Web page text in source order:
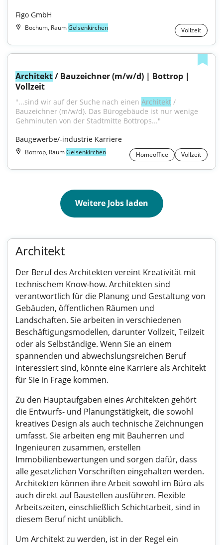
Figo GmbH
Bochum, RaumGelsenkirchen Vollzeit
Architekt / Bauzeichner (m/w/d) | Bottrop |
Vollzeit
"...sind wir auf der Suche nach einen Architekt /
Bauzeichner (m/w/d). Das Bürogebäude ist nur wenige
Gehminuten von der Stadtmitte Bottrops..."
Baugewerbe/-industrie Karriere
Bottrop, RaumGelsenkirchen Homeoffice Vollzeit
Weitere Jobs laden
Architekt
Der Beruf des Architekten vereint Kreativität mit
technischem Know-how. Architekten sind
verantwortlich für die Planung und Gestaltung von
Gebäuden, öffentlichen Räumen und
Landschaften. Sie arbeiten in verschiedenen
Beschäftigungsmodellen, darunter Vollzeit, Teilzeit
oder als Selbständige. Wenn Sie an einem
spannenden und abwechslungsreichen Beruf
interessiert sind, könnte eine Karriere als Architekt
für Sie in Frage kommen.
Zu den Hauptaufgaben eines Architekten gehört
die Entwurfs- und Planungstätigkeit, die sowohl
kreatives Design als auch technische Zeichnungen
umfasst. Sie arbeiten eng mit Bauherren und
Ingenieuren zusammen, erstellen
Immobilienbewertungen und sorgen dafür, dass
alle gesetzlichen Vorschriften eingehalten werden.
Architekten können ihre Arbeit sowohl im Büro als
auch direkt auf Baustellen ausführen. Flexible
Arbeitszeiten, einschließlich Schichtarbeit, sind in
diesem Beruf nicht unüblich.
Um Architekt zu werden, ist in der Regel ein